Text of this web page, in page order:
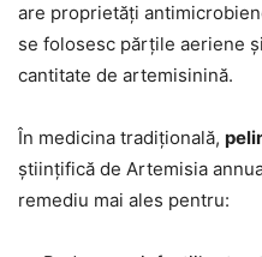
are proprietăți
se folosesc părțile aeriene
cantitate de artemisinină.
În medicina tradițională,
științifică de Artemisia
remediu mai ales pentru: